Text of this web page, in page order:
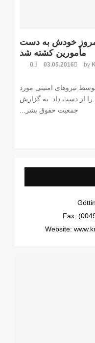
خودش به دست
مأمورین کشته شد
by
03.05.2016
0
نیروهای امنیتی مورد
از دست داد. به گزارش
جمعیت حقوق بشر...
Fax:
Website: